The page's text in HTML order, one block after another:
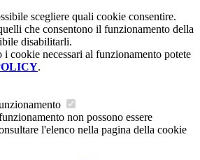
scegliere quali cookie consentire.
che consentono il funzionamento della
disabilitarli.
i cookie necessari al funzionamento potete
.
non possono essere
l'elenco nella pagina della cookie